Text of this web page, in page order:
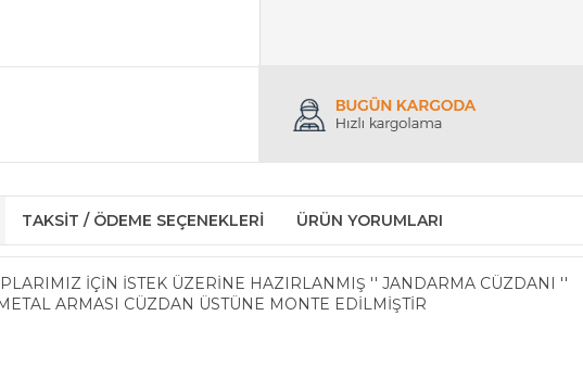
TAKSIT / ÖDEME SEÇENEKLERI ÜRÜN YORUMLARI
İÇİN İSTEK ÜZERİNE HAZIRLANMIŞ '' JANDARMA CÜZDANI ''
ARMASI CÜZDAN ÜSTÜNE MONTE EDİLMİŞTİR